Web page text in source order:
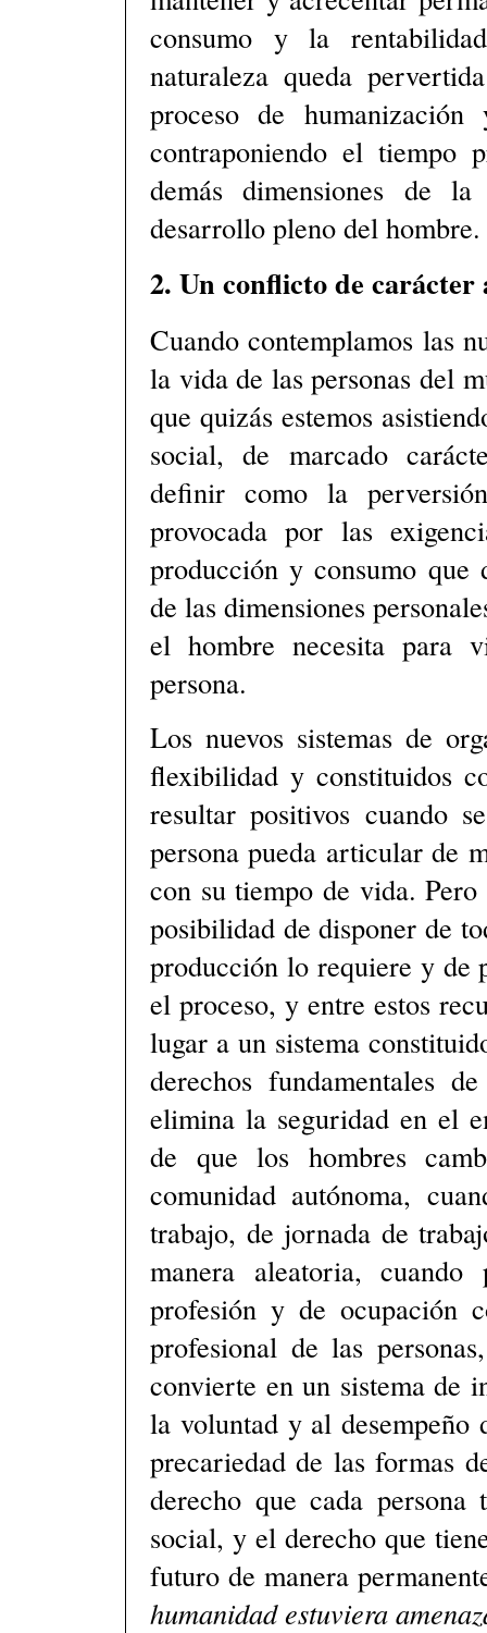
consumo y la
naturaleza queda
proceso de
contraponiendo el tiempo
demás dimensiones de
desarrollo pleno del hombre.
2. Un conflicto de carácter
Cuando contemplamos las
la vida de las personas del
que quizás estemos
social, de marcado
definir como la
provocada por las
producción y consumo
de las dimensiones
el hombre necesita para
persona.
Los nuevos sistemas de
flexibilidad y constituidos
resultar positivos cuando
persona pueda articular de
con su tiempo de vida.
posibilidad de disponer de
producción lo requiere y de
el proceso, y entre estos
lugar a un sistema
derechos fundamentales
elimina la seguridad en el
de que los hombres
comunidad autónoma,
trabajo, de jornada de
manera aleatoria,
profesión y de ocupación
profesional de las
convierte en un sistema de
la voluntad y al desempeño
precariedad de las formas
derecho que cada
social, y el derecho que
futuro de manera
humanidad estuviera